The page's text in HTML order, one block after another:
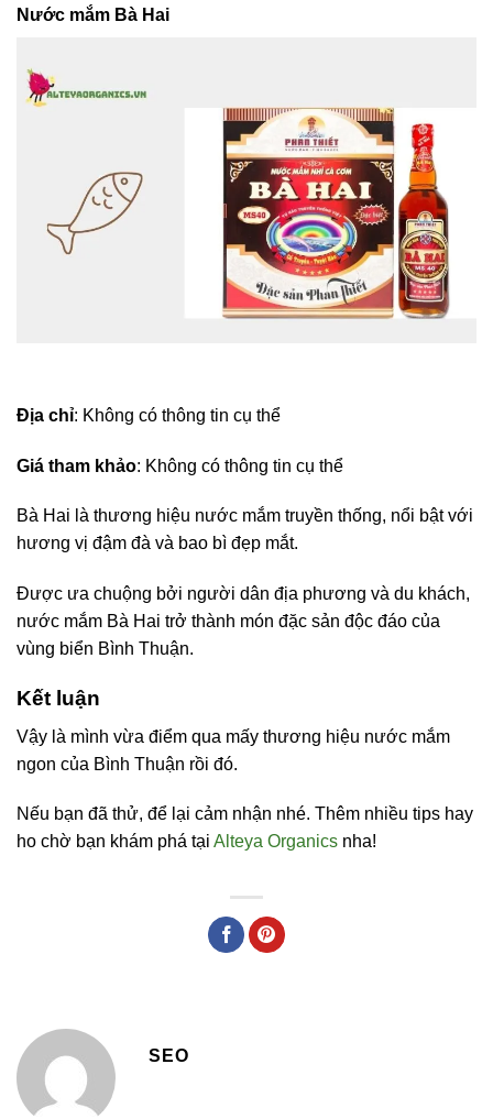
Nước mắm Bà Hai
Địa chỉ: Không có thông tin cụ thể
Giá tham khảo: Không có thông tin cụ thể
Bà Hai là thương hiệu nước mắm truyền thống, nổi bật với
hương vị đậm đà và bao bì đẹp mắt.
Được ưa chuộng bởi người dân địa phương và du khách,
nước mắm Bà Hai trở thành món đặc sản độc đáo của
vùng biển Bình Thuận.
Kết luận
Vậy là mình vừa điểm qua mấy thương hiệu nước mắm
ngon của Bình Thuận rồi đó.
Nếu bạn đã thử, để lại cảm nhận nhé. Thêm nhiều tips hay
ho chờ bạn khám phá tại Alteya Organics nha!
SEO